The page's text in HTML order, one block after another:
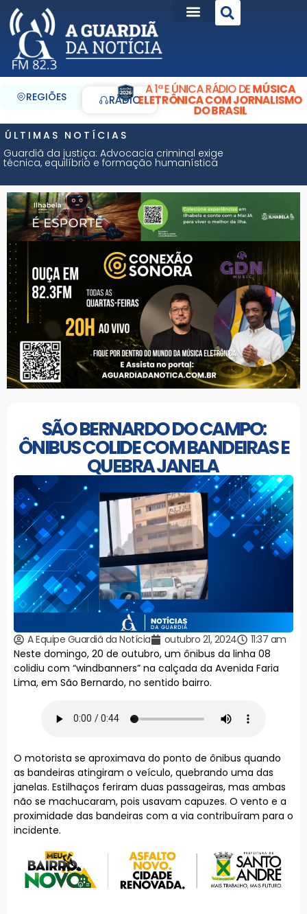
REGIÕES RÁDIO
A 1ª E ÚNICA RÁDIO DEMÚSICA
ELETRÔNICA COM JORNALISMO
DO BRASIL
ÚLTIMAS NOTÍCIAS
Guardiã da justiça: Advocacia criminal exige
técnica, equilíbrio e formação humanística
SÃO BERNARDO DO CAMPO:
ÔNIBUS COLIDE COM BANDEIRAS E
QUEBRA JANELA
A Equipe Guardiã da Notícia outubro 21, 2024
11:37 am
Neste domingo, 20 de outubro, um ônibus da linha 08
colidiu com “windbanners” na calçada da Avenida Faria
Lima, em São Bernardo, no sentido bairro.
O motorista se aproximava do ponto de ônibus quando
as bandeiras atingiram o veículo, quebrando uma das
janelas. Estilhaços feriram duas passageiras, mas ambas
não se machucaram, pois usavam capuzes. O vento e a
proximidade das bandeiras com a via contribuíram para o
incidente.